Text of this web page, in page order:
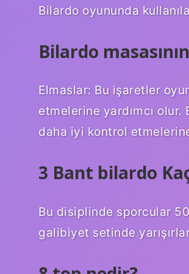
Bilardo oyununda
Bilardo
Elmaslar: Bu işaretler
etmelerine yardımcı
daha iyi kontrol
3 Bant bilardo
Bu disiplinde sporcular
galibiyet setinde